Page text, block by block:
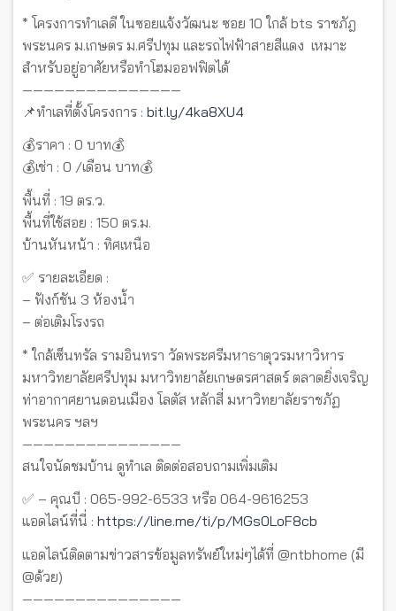
* โครงการทำเลดี ในซอยแจ้งวัฒนะ ซอย 10 ใกล้ bts ราชภัฎ
พระนคร ม.เกษตร ม.ศรีปทุม เเละรถไฟฟ้าสายสีเเดง เหมาะ
สำหรับอยู่อาศัยหรือทำโฮมออฟฟิตได้
———————————————
📌ทำเลที่ตั้งโครงการ : bit.ly/4ka8XU4
💰ราคา : 0 บาท💰
💰เช่า : 0 /เดือน บาท💰
พื้นที่ : 19 ตร.ว.
พื้นที่ใช้สอย : 150 ตร.ม.
บ้านหันหน้า : ทิศเหนือ
✅ รายละเอียด :
– ฟังก์ชัน 3 ห้องน้ำ
– ต่อเติมโรงรถ
* ใกล้เซ็นทรัล รามอินทรา วัดพระศรีมหาธาตุวรมหาวิหาร
มหาวิทยาลัยศรีปทุม มหาวิทยาลัยเกษตรศาสตร์ ตลาดยิ่งเจริญ
ท่าอากาศยานดอนเมือง โลตัส หลักสี่ มหาวิทยาลัยราชภัฏ
พระนคร ฯลฯ
———————————————
สนใจนัดชมบ้าน ดูทำเล ติดต่อสอบถามเพิ่มเติม
✅ – คุณบี : 065-992-6533 หรือ 064-9616253
แอดไลน์ที่นี่ : https://line.me/ti/p/MGs0LoF8cb
แอดไลน์ติดตามข่าวสารข้อมูลทรัพย์ใหม่ๆได้ที่ @ntbhome (มี
@ด้วย)
———————————————